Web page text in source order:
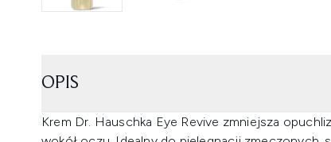
OPIS
Krem Dr. Hauschka Eye Revive zmniejsza